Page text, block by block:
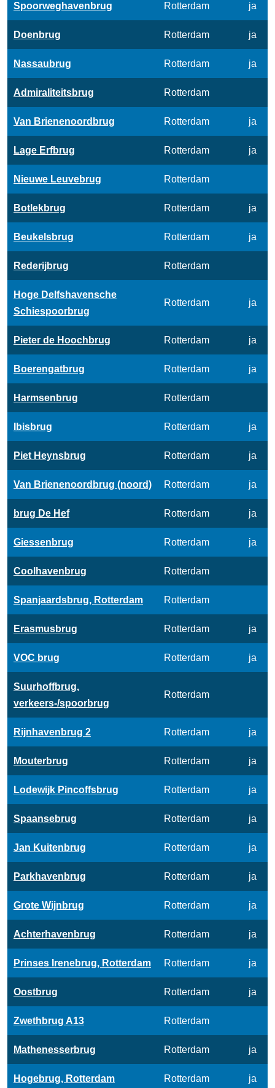
Spoorweghavenbrug Rotterdam ja
Doenbrug Rotterdam ja
Nassaubrug Rotterdam ja
Admiraliteitsbrug Rotterdam
Van Brienenoordbrug Rotterdam ja
Lage Erfbrug Rotterdam ja
Nieuwe Leuvebrug Rotterdam
Botlekbrug Rotterdam ja
Beukelsbrug Rotterdam ja
Rederijbrug Rotterdam
Hoge Delfshavensche
Schiespoorbrug
Rotterdam ja
Pieter de Hoochbrug Rotterdam ja
Boerengatbrug Rotterdam ja
Harmsenbrug Rotterdam
Ibisbrug Rotterdam ja
Piet Heynsbrug Rotterdam ja
Van Brienenoordbrug (noord) Rotterdam ja
brug De Hef Rotterdam ja
Giessenbrug Rotterdam ja
Coolhavenbrug Rotterdam
Spanjaardsbrug, Rotterdam Rotterdam
Erasmusbrug Rotterdam ja
VOC brug Rotterdam ja
Suurhoffbrug,
verkeers-/spoorbrug
Rotterdam
Rijnhavenbrug 2 Rotterdam ja
Mouterbrug Rotterdam ja
Lodewijk Pincoffsbrug Rotterdam ja
Spaansebrug Rotterdam ja
Jan Kuitenbrug Rotterdam ja
Parkhavenbrug Rotterdam ja
Grote Wijnbrug Rotterdam ja
Achterhavenbrug Rotterdam ja
Prinses Irenebrug, Rotterdam Rotterdam ja
Oostbrug Rotterdam ja
Zwethbrug A13 Rotterdam
Mathenesserbrug Rotterdam ja
Hogebrug, Rotterdam Rotterdam ja